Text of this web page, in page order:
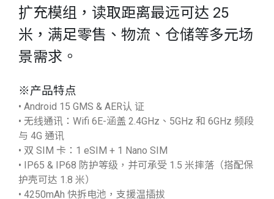
扩充模组，读取距离最远可达 25
米，满足零售、物流、仓储等多元场
景需求。
※产品特点
• Android 15 GMS & AER认 证
• 无线通讯：Wifi 6E-涵盖 2.4GHz、5GHz 和 6GHz 频段
与 4G 通讯
• 双 SIM 卡：1 eSIM + 1 Nano SIM
• IP65 & IP68 防护等级，并可承受 1.5 米摔落（搭配保
护壳可达 1.8 米）
• 4250mAh 快拆电池，支援温插拔